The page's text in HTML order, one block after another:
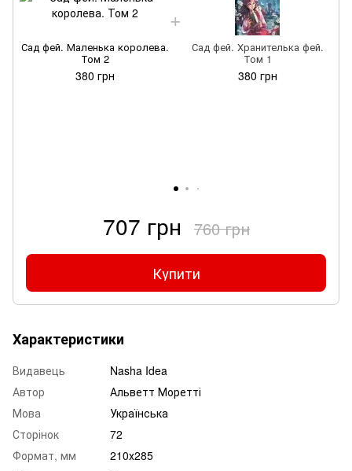
Сад фей. Маленька королева.
Том 2
380 грн
Сад фей. Хранителька фей.
Том 1
380 грн
707 грн 760 грн
Купити
Характеристики
Видавець
Nasha Idea
Автор
Альветт Моретті
Мова
Українська
Сторінок
72
Формат, мм
210х285